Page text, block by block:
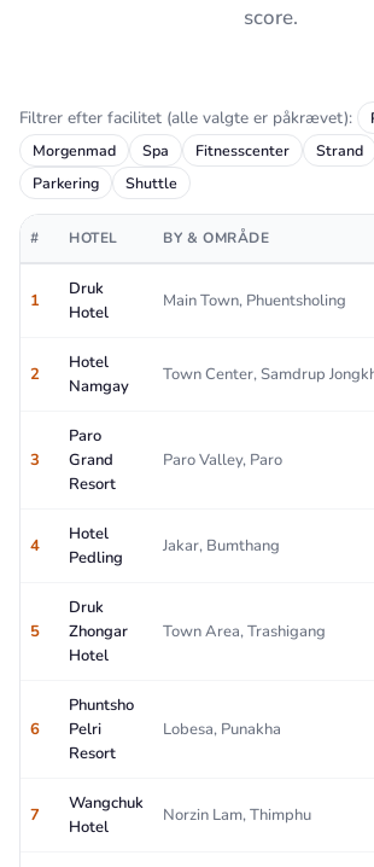
score.
Filtrer efter facilitet (alle valgte er påkrævet):
Morgenmad
Spa Fitnesscenter Strand
Parkering
Shuttle
# HOTEL BY & OMRÅDE
1
Druk
Hotel
Main Town, Phuentsholing
2
Hotel
Namgay
Town Center, Samdrup
3
Paro
Grand
Resort
Paro Valley, Paro
4
Hotel
Pedling
Jakar, Bumthang
5
Druk
Zhongar
Hotel
Town Area, Trashigang
6
Phuntsho
Pelri
Resort
Lobesa, Punakha
7
Wangchuk
Hotel
Norzin Lam, Thimphu